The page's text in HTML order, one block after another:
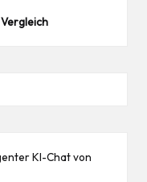
KI-Chat von